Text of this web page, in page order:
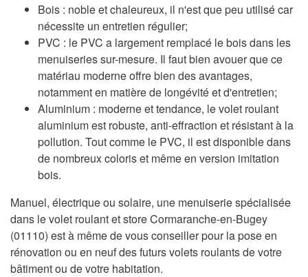
Bois : noble et chaleureux, il n'est que peu utilisé car
nécessite un entretien régulier;
PVC : le PVC a largement remplacé le bois dans les
menuiseries sur-mesure. Il faut bien avouer que ce
matériau moderne offre bien des avantages,
notamment en matière de longévité et d'entretien;
Aluminium : moderne et tendance, le volet roulant
aluminium est robuste, anti-effraction et résistant à la
pollution. Tout comme le PVC, il est disponible dans
de nombreux coloris et même en version imitation
bois.
Manuel, électrique ou solaire, une menuiserie spécialisée
dans le volet roulant et store Cormaranche-en-Bugey
(01110) est à même de vous conseiller pour la pose en
rénovation ou en neuf des futurs volets roulants de votre
bâtiment ou de votre habitation.